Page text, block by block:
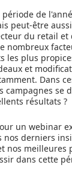
de
peut‑être
du retail
nombreux
les plus
et
Dans
campagnes se
résultats ?
un webinar
nos derniers
nos meilleures
dans cette